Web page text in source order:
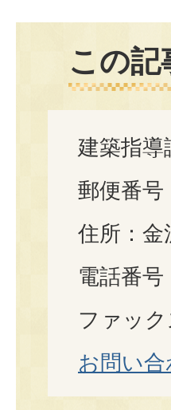
この
建築指導
郵便番
住所：金
電話番
ファッ
お問い